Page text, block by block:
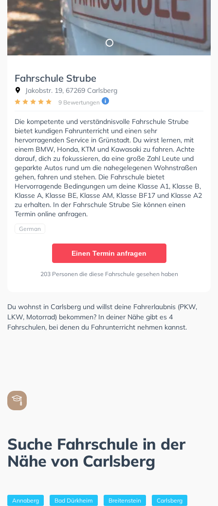
Fahrschule Strube
Jakobstr. 19, 67269 Carlsberg
9 Bewertungen
Die kompetente und verständnisvolle Fahrschule Strube
bietet kundigen Fahrunterricht und einen sehr
hervorragenden Service in Grünstadt. Du wirst lernen, mit
einem BMW, Honda, KTM und Kawasaki zu fahren. Achte
darauf, dich zu fokussieren, da eine große Zahl Leute und
geparkte Autos rund um die nahegelegenen Wohnstraßen
gehen, fahren und stehen. Die Fahrschule bietet
Hervorragende Bedingungen um deine Klasse A1, Klasse B,
Klasse A, Klasse BE, Klasse AM, Klasse BF17 und Klasse A2
zu erhalten. In der Fahrschule Strube Sie können einen
Termin online anfragen.
German
Einen Termin anfragen
203 Personen die diese Fahrschule gesehen haben
Du wohnst in Carlsberg und willst deine Fahrerlaubnis (PKW,
LKW, Motorrad) bekommen? In deiner Nähe gibt es 4
Fahrschulen, bei denen du Fahrunterricht nehmen kannst.
Suche Fahrschule in der
Nähe von Carlsberg
Annaberg Bad Dürkheim Breitenstein Carlsberg